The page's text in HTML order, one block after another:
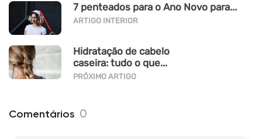
7 penteados para o Ano Novo para...
ARTIGO INTERIOR
Hidratação de cabelo
caseira: tudo o que...
PRÓXIMO ARTIGO
Comentários 0